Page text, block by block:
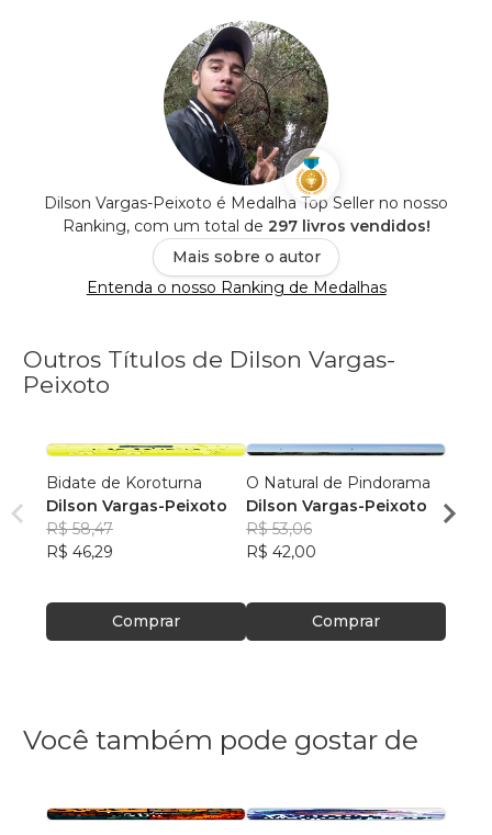
Dilson Vargas-Peixoto é Medalha Top Seller no nosso
Ranking, com um total de 297 livros vendidos!
Mais sobre o autor
Entenda o nosso Ranking de Medalhas
Outros Títulos de Dilson Vargas-
Peixoto
Bidate de Koroturna
Dilson Vargas-Peixoto
R$ 58,47
R$ 46,29
Comprar
O Natural de Pindorama
Dilson Vargas-Peixoto
R$ 53,06
R$ 42,00
Comprar
R$
Você também pode gostar de